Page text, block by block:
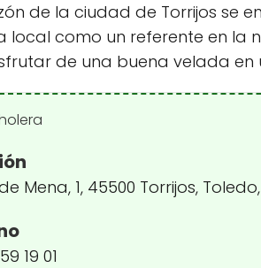
de la ciudad de Torrijos se
local como un referente en la
de una buena velada
Mena, 1, 45500 Torrijos,
19 01